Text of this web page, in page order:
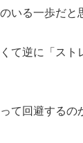
いる一歩だと
て逆に「スト
て回避するの